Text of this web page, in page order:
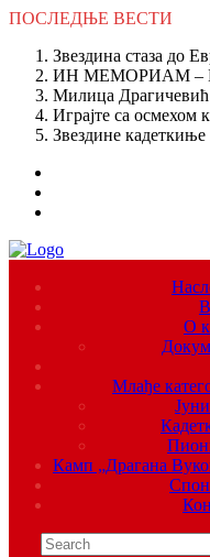
ПОСЛЕДЊЕ ВЕСТИ
Звездина стаза до
ИН МЕМОРИАМ –
Милица Драгичевић
Играјте са осмехом
Звездине
О
Млађе
Камп „Драгана